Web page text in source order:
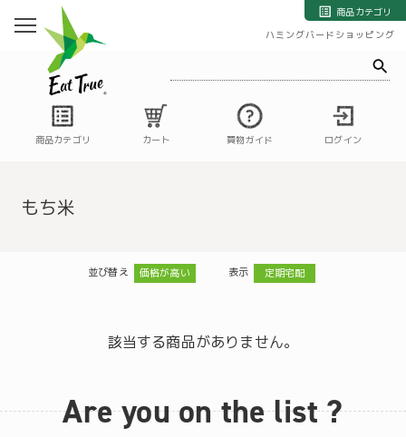
商品カテゴリ
ハミングバードショッピング
商品カテゴリ カート 買物ガイド ログイン
もち米
並び替え 価格が高い 表示 定期宅配
該当する商品がありません。
Are you on the list ?